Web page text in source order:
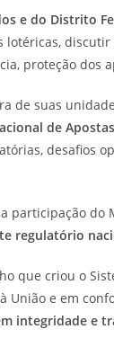
e do Distrito
proteção
de suas
de Apostas
desafios
participação do
regulatório
que criou o
e em
integridade e